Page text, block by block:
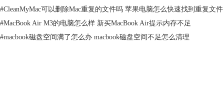
#CleanMyMac可以删除Mac重复的文件吗 苹果电脑怎么快速找到重复文件
#MacBook Air M3的电脑怎么样 新买MacBook Air提示内存不足
#macbook磁盘空间满了怎么办 macbook磁盘空间不足怎么清理